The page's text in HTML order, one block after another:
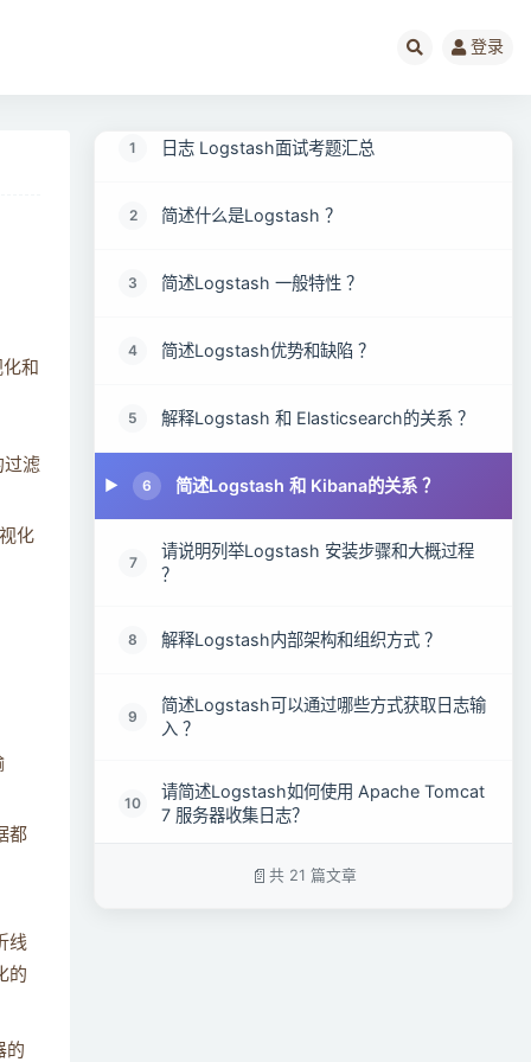
登录
和
过滤
化
都
线
的
的
1 日志 Logstash面试考题汇总
2 简述什么是Logstash ？
3 简述Logstash 一般特性 ？
4 简述Logstash优势和缺陷 ？
5 解释Logstash 和 Elasticsearch的关系 ？
6 简述Logstash 和 Kibana的关系 ？
7
请说明列举Logstash 安装步骤和大概过程
？
8 解释Logstash内部架构和组织方式 ？
9
简述Logstash可以通过哪些方式获取日志输
入 ？
10
请简述Logstash如何使用 Apache Tomcat
7 服务器收集日志？
简述Logstash的过滤器机制 ？
共 21 篇文章